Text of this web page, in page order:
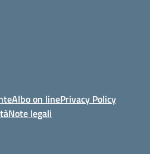
Albo on linePrivacy Policy
Note legali